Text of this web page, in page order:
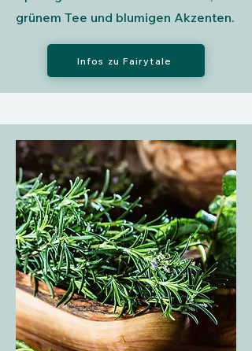
grünem Tee und blumigen Akzenten.
Infos zu Fairytale